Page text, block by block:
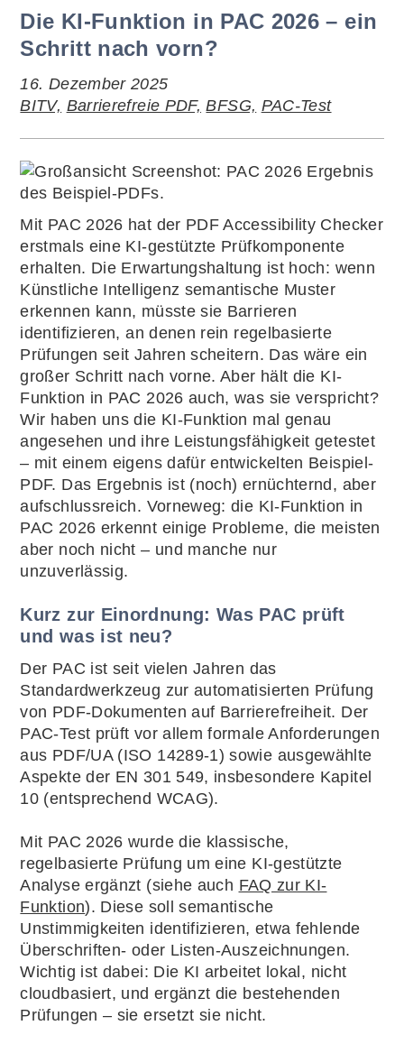
Die KI-Funktion in PAC 2026 – ein
Schritt nach vorn?
16. Dezember 2025
BITV, Barrierefreie PDF, BFSG, PAC-Test
Mit PAC 2026 hat der PDF Accessibility Checker
erstmals eine KI-gestützte Prüfkomponente
erhalten. Die Erwartungshaltung ist hoch: wenn
Künstliche Intelligenz semantische Muster
erkennen kann, müsste sie Barrieren
identifizieren, an denen rein regelbasierte
Prüfungen seit Jahren scheitern. Das wäre ein
großer Schritt nach vorne. Aber hält die KI-
Funktion in PAC 2026 auch, was sie verspricht?
Wir haben uns die KI-Funktion mal genau
angesehen und ihre Leistungsfähigkeit getestet
– mit einem eigens dafür entwickelten Beispiel-
PDF. Das Ergebnis ist (noch) ernüchternd, aber
aufschlussreich. Vorneweg: die KI-Funktion in
PAC 2026 erkennt einige Probleme, die meisten
aber noch nicht – und manche nur
unzuverlässig.
Kurz zur Einordnung: Was PAC prüft
und was ist neu?
Der PAC ist seit vielen Jahren das
Standardwerkzeug zur automatisierten Prüfung
von PDF-Dokumenten auf Barrierefreiheit. Der
PAC-Test prüft vor allem formale Anforderungen
aus PDF/UA (ISO 14289-1) sowie ausgewählte
Aspekte der EN 301 549, insbesondere Kapitel
10 (entsprechend WCAG).
Mit PAC 2026 wurde die klassische,
regelbasierte Prüfung um eine KI-gestützte
Analyse ergänzt (siehe auch FAQ zur KI-
Funktion). Diese soll semantische
Unstimmigkeiten identifizieren, etwa fehlende
Überschriften- oder Listen-Auszeichnungen.
Wichtig ist dabei: Die KI arbeitet lokal, nicht
cloudbasiert, und ergänzt die bestehenden
Prüfungen – sie ersetzt sie nicht.